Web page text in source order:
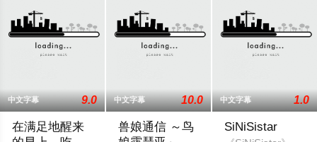
中文字幕 9.0
在满足地醒来
中文字幕 10.0
兽娘通信 ～鸟
中文字幕 1.0
SiNiSistar